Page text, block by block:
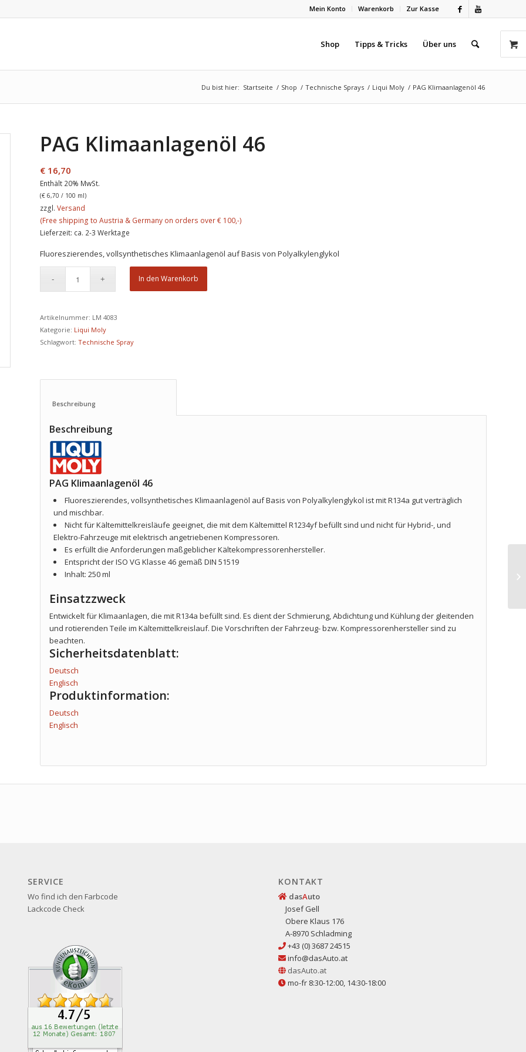
Mein Konto Warenkorb Zur Kasse
Shop Tipps & Tricks Über uns
Du bist hier: Startseite / Shop / Technische Sprays / Liqui Moly / PAG Klimaanlagenöl 46
PAG Klimaanlagenöl 46
€ 16,70
Enthält 20% MwSt.
(€ 6,70 / 100 ml)
zzgl.Versand
Lieferzeit: ca. 2-3 Werktage
Fluoreszierendes, vollsynthetisches Klimaanlagenöl auf Basis von Polyalkylenglykol
In den Warenkorb
Artikelnummer: LM 4083
Kategorie: Liqui Moly
Schlagwort:Technische Spray
Beschreibung
PAG Klimaanlagenöl 46
Fluoreszierendes, vollsynthetisches Klimaanlagenöl auf Basis von Polyalkylenglykol ist mit R134a gut verträglich
und mischbar.
Nicht für Kältemittelkreisläufe geeignet, die mit dem Kältemittel R1234yf befüllt sind und nicht für Hybrid-, und
Elektro-Fahrzeuge mit elektrisch angetriebenen Kompressoren.
Es erfüllt die Anforderungen maßgeblicher Kältekompressorenhersteller.
Entspricht der ISO VG Klasse 46 gemäß DIN 51519
Inhalt: 250 ml
Einsatzzweck
Entwickelt für Klimaanlagen, die mit R134a befüllt sind. Es dient der Schmierung, Abdichtung und Kühlung der gleitenden
und rotierenden Teile im Kältemittelkreislauf. Die Vorschriften der Fahrzeug- bzw. Kompressorenhersteller sind zu
beachten.
Sicherheitsdatenblatt:
Deutsch
Englisch
Produktinformation:
Deutsch
Englisch
SERVICE
Wo find ich den Farbcode
Lackcode Check
KONTAKT
dasAuto
Josef Gell
Obere Klaus 176
A-8970 Schladming
+43 (0) 3687 24515
info@dasAuto.at
dasAuto.at
mo-fr 8:30-12:00, 14:30-18:00